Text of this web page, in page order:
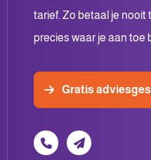
tarief. Zo betaal je nooit
precies waar je aan toe
Gratis